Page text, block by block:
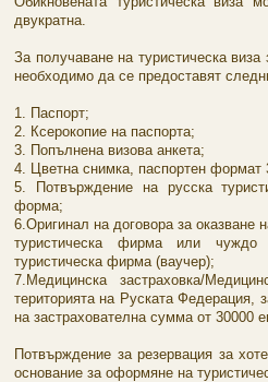
двукратна.
За получаване на туристическа
необходимо да се предоставят
1. Паспорт;
2. Ксерокопие на паспорта;
3. Попълнена визова анкета;
4. Цветна снимка, паспортен формат
5. Потвърждение на русска
форма;
6.Оригинал на договора за оказване
туристическа фирма или чуждо
туристическа фирма (ваучер);
7.Медицинска застраховка/
територията на Руската Федерация,
на застрахователна сумма от 30000
Потвърждение за резервация за
основание за оформяне на